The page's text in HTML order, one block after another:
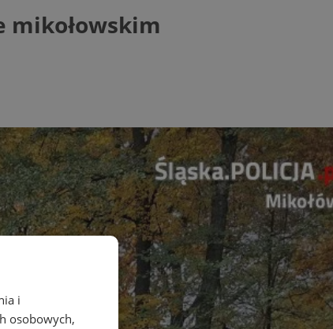
mikołowskim
i
osobowych,